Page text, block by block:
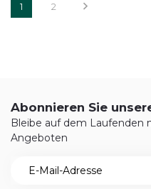
1 2
Abonnieren Sie
Bleibe auf dem Laufenden
Angeboten